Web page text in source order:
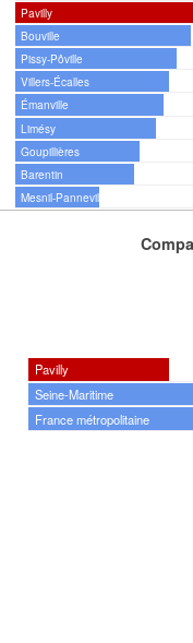
Pavilly
Bouville
Pissy-Pôville
Villers-Écalles
Émanville
Limésy
Goupillières
Barentin
Mesnil-Panneville
Pavilly
Seine-Maritime
France métropolitaine